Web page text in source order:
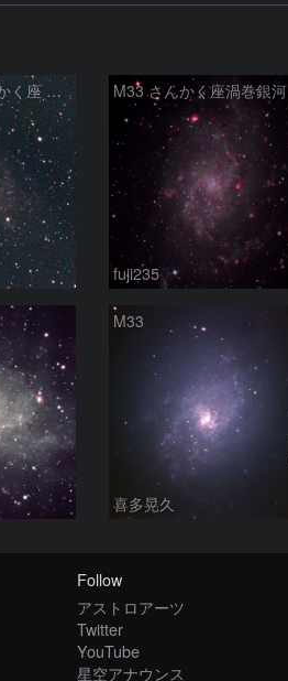
夜空は宝石箱(さんかく座 M33) Seestar50 M33 さんかく座渦巻銀河
fuji235
M33
喜多晃久
Follow
アストロアーツ
Twitter
YouTube
星空アナウンス